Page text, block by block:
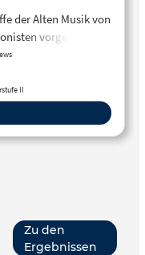
der Alten Musik von
vorgestellt.
II
Zu den
Ergebnissen